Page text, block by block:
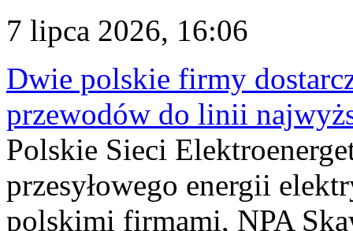
7 lipca 2026, 16:06
Dwie polskie firmy
przewodów do linii
Polskie Sieci
przesyłowego energii
polskimi firmami, NPA